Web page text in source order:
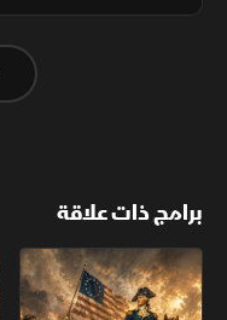
برامج ذات علاقة
الثورة الأميركية